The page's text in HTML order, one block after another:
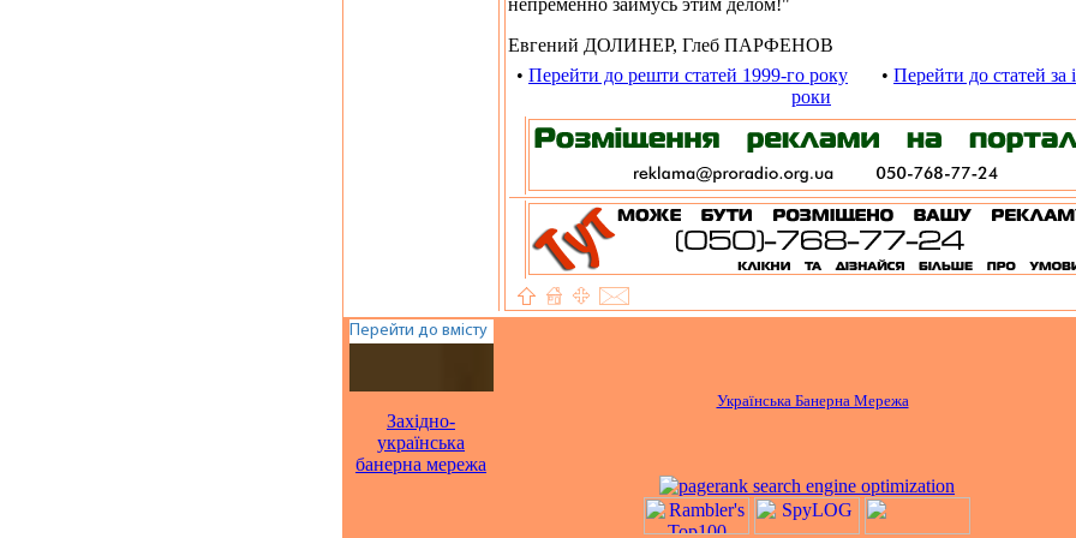
непременно займусь этим делом!"
Евгений ДОЛИНЕР, Глеб ПАРФЕНОВ
• Перейти до решти статей 1999-го року • Перейти до статей за
роки
Західно-
українська
банерна мережа
Українська Банерна Мережа